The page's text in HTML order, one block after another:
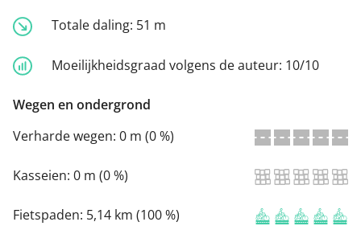
Totale daling: 51 m
Moeilijkheidsgraad volgens de auteur: 10/10
Wegen en ondergrond
Verharde wegen: 0 m (0 %)
Kasseien: 0 m (0 %)
Fietspaden: 5,14 km (100 %)